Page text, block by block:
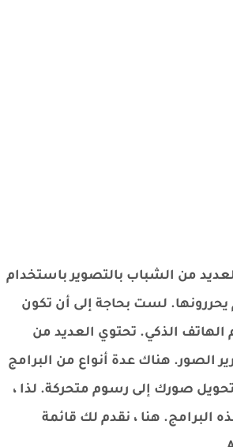
من الشباب بالتصوير باستخدام
يحررونها. لست بحاجة إلى أن تكون
الذكي. تحتوي العديد من
الصور. هناك عدة أنواع من البرامج
المتاحة ، وأحدها برامج الرسوم المتحركة. يتيح لك تطبيق Cartoon تحويل صورك إلى رسوم متحركة. لذا ،
البرامج. هنا ، نقدم لك قائمة